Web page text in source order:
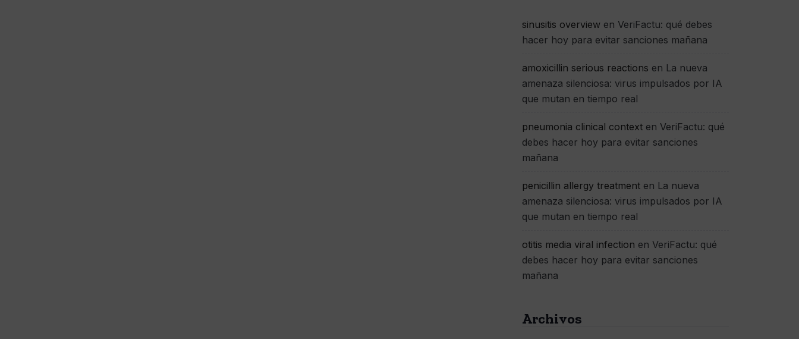
sinusitis overview en VeriFactu: qué debes
hacer hoy para evitar sanciones mañana
amoxicillin serious reactions en La nueva
amenaza silenciosa: virus impulsados por IA
que mutan en tiempo real
pneumonia clinical context en VeriFactu: qué
debes hacer hoy para evitar sanciones
mañana
penicillin allergy treatment en La nueva
amenaza silenciosa: virus impulsados por IA
que mutan en tiempo real
otitis media viral infection en VeriFactu: qué
debes hacer hoy para evitar sanciones
mañana
Archivos